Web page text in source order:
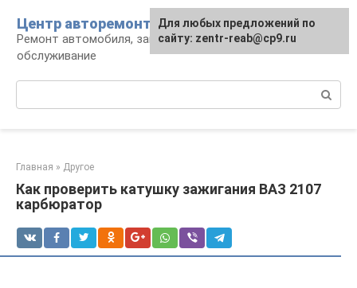
контенту
Центр авторемонта
Ремонт автомобиля, запчасти и
обслуживание
Главная » Другое
Как проверить катушку зажигания ВАЗ 2107
карбюратор
Для любых предложений по
сайту: zentr-reab@cp9.ru